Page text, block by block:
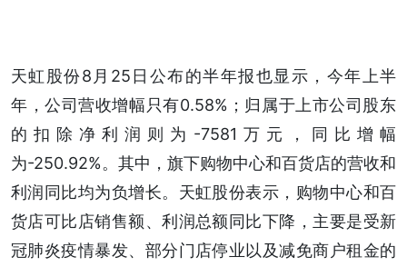
天虹股份8月25日公布的半年报也显示，今年上半
年，公司营收增幅只有0.58%；归属于上市公司股东
的扣除净利润则为-7581万元，同比增幅
为-250.92%。其中，旗下购物中心和百货店的营收和
利润同比均为负增长。天虹股份表示，购物中心和百
货店可比店销售额、利润总额同比下降，主要是受新
冠肺炎疫情暴发、部分门店停业以及减免商户租金的